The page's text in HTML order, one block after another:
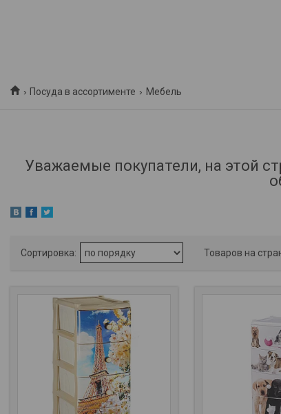
Посуда в ассортименте Мебель
Уважаемые покупатели, на этой